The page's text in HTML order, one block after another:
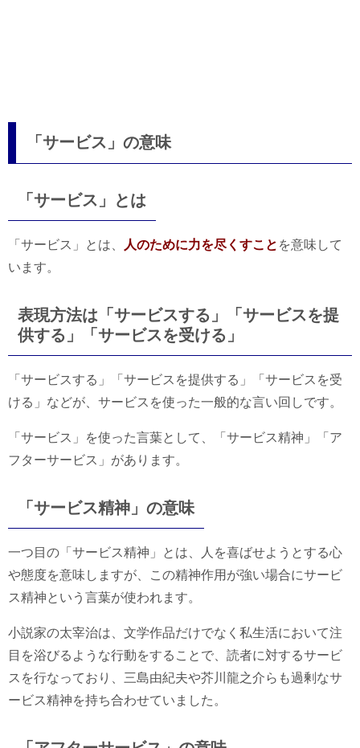
「サービス」の意味
「サービス」とは
「サービス」とは、 人のために力を尽くすこと を意味して
います。
表現方法は「サービスする」「サービスを提
供する」「サービスを受ける」
「サービスする」「サービスを提供する」「サービスを受
ける」などが、サービスを使った一般的な言い回しです。
「サービス」を使った言葉として、「サービス精神」「ア
フターサービス」があります。
「サービス精神」の意味
一つ目の「サービス精神」とは、人を喜ばせようとする心
や態度を意味しますが、この精神作用が強い場合にサービ
ス精神という言葉が使われます。
小説家の太宰治は、文学作品だけでなく私生活において注
目を浴びるような行動をすることで、読者に対するサービ
スを行なっており、三島由紀夫や芥川龍之介らも過剰なサ
ービス精神を持ち合わせていました。